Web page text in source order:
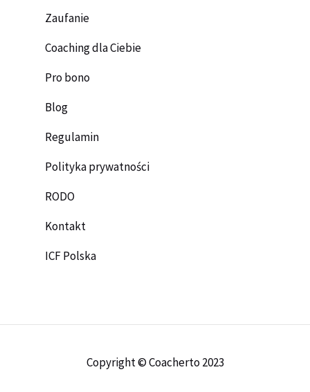
Zaufanie
Coaching dla Ciebie
Pro bono
Blog
Regulamin
Polityka prywatności
RODO
Kontakt
ICF Polska
Copyright © Coacherto 2023